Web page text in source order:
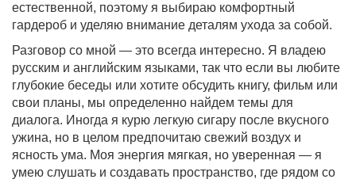
естественной, поэтому я выбираю комфортный
гардероб и уделяю внимание деталям ухода за собой.
Разговор со мной — это всегда интересно. Я владею
русским и английским языками, так что если вы любите
глубокие беседы или хотите обсудить книгу, фильм или
свои планы, мы определенно найдем темы для
диалога. Иногда я курю легкую сигару после вкусного
ужина, но в целом предпочитаю свежий воздух и
ясность ума. Моя энергия мягкая, но уверенная — я
умею слушать и создавать пространство, где рядом со